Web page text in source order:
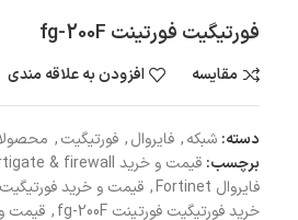
فورتیگیت فورتینت fg-200F
مقایسه افزودن به علاقه مندی
دسته: شبکه, فایروال, فورتیگیت,
برچسب: قیمت و خرید fortigate & firewall
فایروال Fortinet
, قیمت و خرید فورتیگیت Fortinet
خرید فورتیگیت فورتینت fg-200F
, قیمت